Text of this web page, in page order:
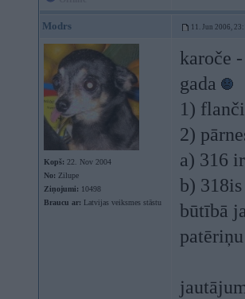
Modrs 11. Jun 2006,
Kopš: 22. Nov 2004
No: Zilupe
Ziņojumi: 10498
Braucu ar: Latvijas veiksmes stāstu
karoče
gada
1)
2)
a) 316
b)
būtībā